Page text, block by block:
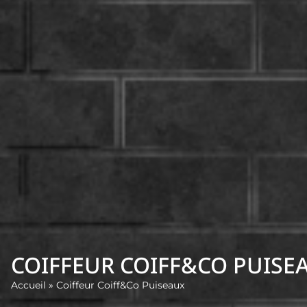
COIFFEUR COIFF&CO
Accueil » Coiffeur Coiff&Co Puiseaux